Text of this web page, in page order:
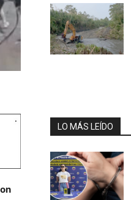
LO MÁS LEÍDO